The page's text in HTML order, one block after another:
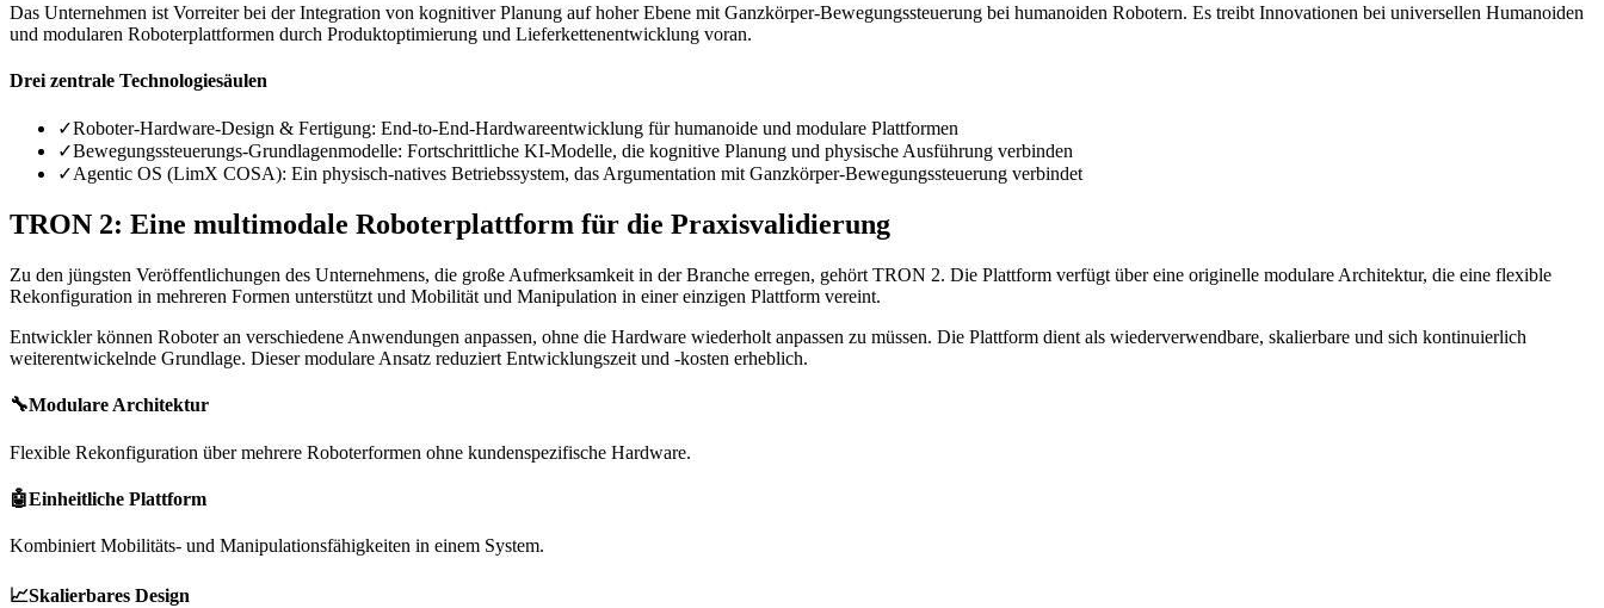
Das Unternehmen ist Vorreiter bei der Integration von kognitiver Planung auf hoher Ebene mit Ganzkörper-Bewegungssteuerung bei humanoiden Robotern. Es treibt Innovationen bei universellen Humanoiden
und modularen Roboterplattformen durch Produktoptimierung und Lieferkettenentwicklung voran.
Drei zentrale Technologiesäulen
✓Roboter-Hardware-Design & Fertigung: End-to-End-Hardwareentwicklung für humanoide und modulare Plattformen
✓Bewegungssteuerungs-Grundlagenmodelle: Fortschrittliche KI-Modelle, die kognitive Planung und physische Ausführung verbinden
✓Agentic OS (LimX COSA): Ein physisch-natives Betriebssystem, das Argumentation mit Ganzkörper-Bewegungssteuerung verbindet
TRON 2: Eine multimodale Roboterplattform für die Praxisvalidierung
Zu den jüngsten Veröffentlichungen des Unternehmens, die große Aufmerksamkeit in der Branche erregen, gehört TRON 2. Die Plattform verfügt über eine originelle modulare Architektur, die eine flexible
Rekonfiguration in mehreren Formen unterstützt und Mobilität und Manipulation in einer einzigen Plattform vereint.
Entwickler können Roboter an verschiedene Anwendungen anpassen, ohne die Hardware wiederholt anpassen zu müssen. Die Plattform dient als wiederverwendbare, skalierbare und sich kontinuierlich
weiterentwickelnde Grundlage. Dieser modulare Ansatz reduziert Entwicklungszeit und -kosten erheblich.
🔧Modulare Architektur
Flexible Rekonfiguration über mehrere Roboterformen ohne kundenspezifische Hardware.
🤖Einheitliche Plattform
Kombiniert Mobilitäts- und Manipulationsfähigkeiten in einem System.
📈Skalierbares Design